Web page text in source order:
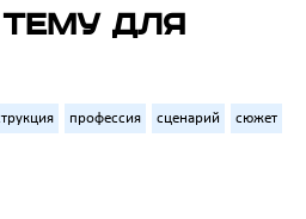
для
профессия сценарий сюжет